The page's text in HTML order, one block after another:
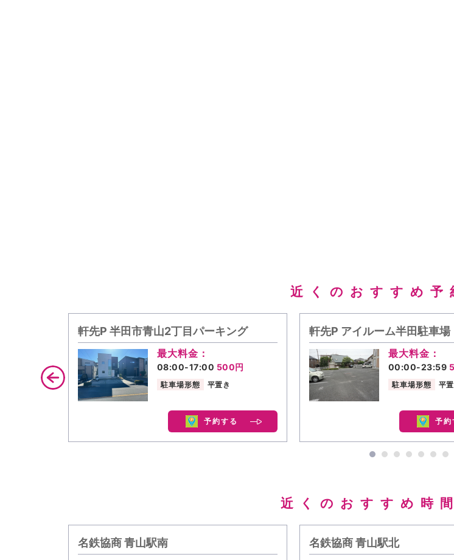
近くのおすすめ予
軒先P 半田市青山2丁目パーキング
最大料金：
08:00-17:00 500円
駐車場形態 平置き
予約する
軒先P アイルーム半田駐車場
最大料金：
00:00-23:59
駐車場形態 平
予約
近くのおすすめ時
名鉄協商 青山駅南 名鉄協商 青山駅北